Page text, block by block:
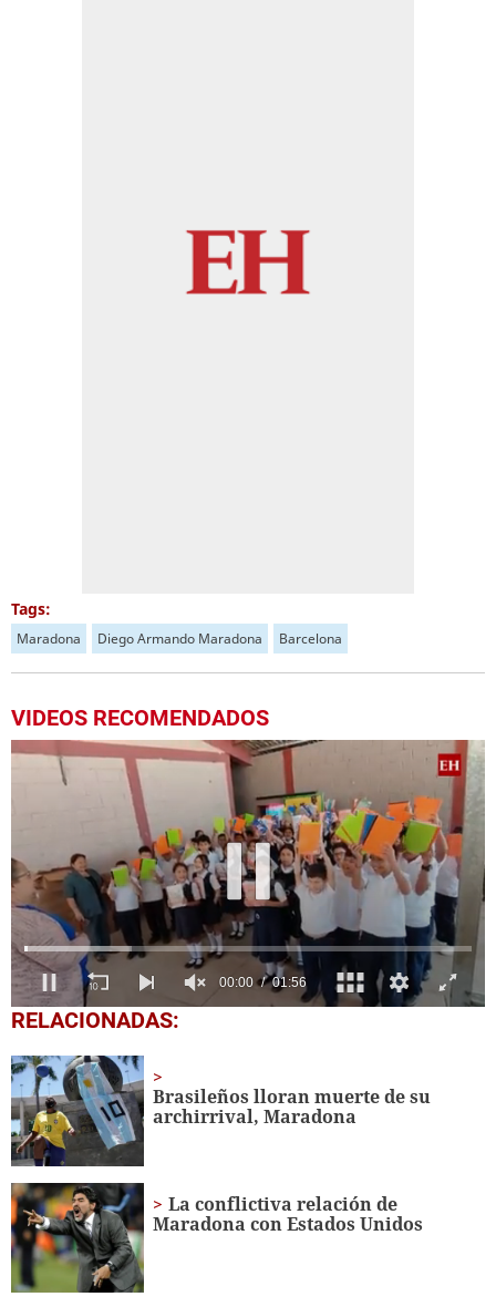
Tags:
Maradona Diego Armando Maradona Barcelona
VIDEOS RECOMENDADOS
0
seconds
1
minute,
56
seconds
RELACIONADAS:
Brasileños lloran muerte de su
archirrival, Maradona
La conflictiva relación de
Maradona con Estados Unidos